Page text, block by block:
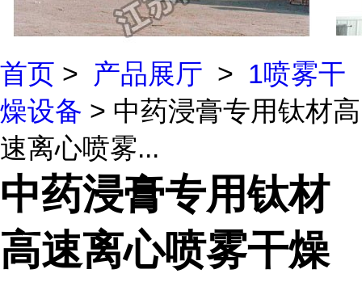
首页 > 产品展厅 > 1喷雾干
燥设备 > 中药浸膏专用钛材高
速离心喷雾...
中药浸膏专用钛材
高速离心喷雾干燥